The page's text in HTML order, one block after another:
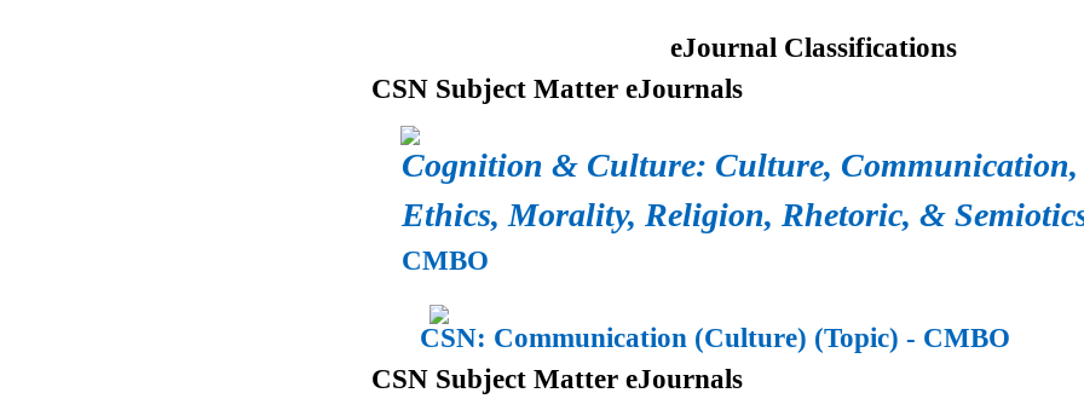
eJournal Classifications
CSN Subject Matter eJournals
Cognition & Culture: Culture, Communication,
Ethics, Morality, Religion, Rhetoric, &
CMBO
CSN: Communication (Culture) (Topic) - CMBO
CSN Subject Matter eJournals